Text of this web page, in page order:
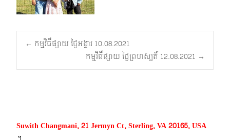
Post
navigation
← កម្មវិធីផ្សាយ ថ្ងៃអង្គារ 10.08.2021
កម្មវិធីផ្សាយ ថ្ងៃព្រហស្បតិ៍ 12.08.2021 →
Suwith Changmani, 21 Jermyn Ct, Sterling, VA 20165, USA